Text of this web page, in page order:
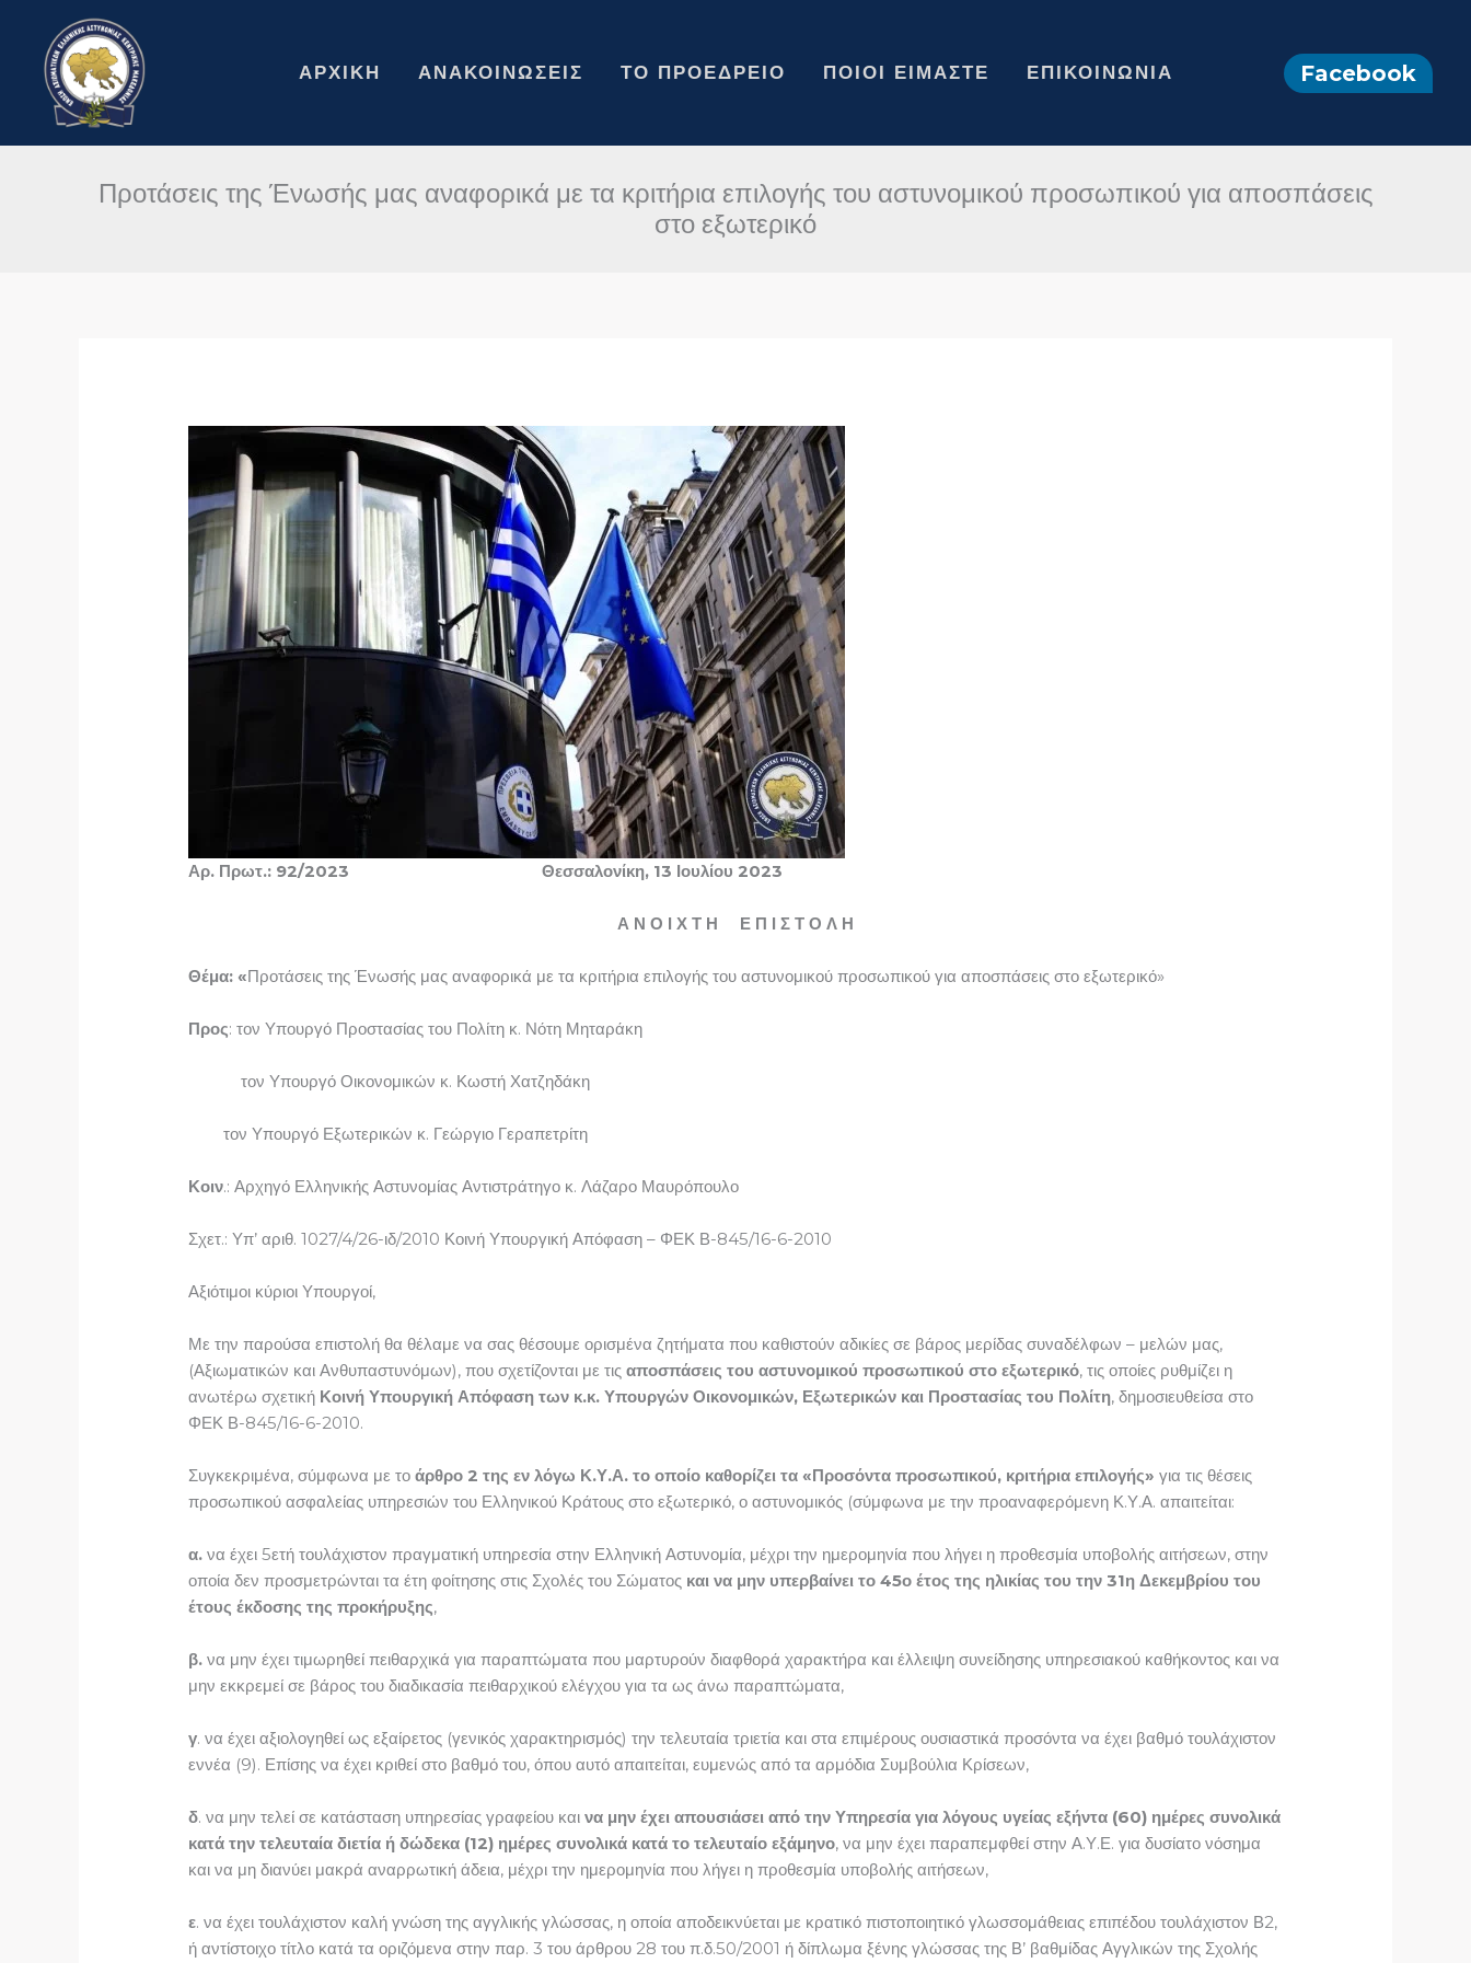
περιεχόμενο
ΑΡΧΙΚΉ ΑΝΑΚΟΙΝΏΣΕΙΣ ΤΟ ΠΡΟΕΔΡΕΊΟ ΠΟΙΟΙ ΕΊΜΑΣΤΕ ΕΠΙΚΟΙΝΩΝΊΑ Facebook
Προτάσεις της Ένωσής μας αναφορικά με τα κριτήρια επιλογής του αστυνομικού προσωπικού για αποσπάσεις
στο εξωτερικό
Αρ. Πρωτ.: 92/2023 Θεσσαλονίκη, 13 Ιουλίου 2023
Α Ν Ο Ι Χ Τ Η Ε Π Ι Σ Τ Ο Λ Η
Θέμα: «Προτάσεις της Ένωσής μας αναφορικά με τα κριτήρια επιλογής του αστυνομικού προσωπικού για αποσπάσεις στο εξωτερικό»
Προς: τον Υπουργό Προστασίας του Πολίτη κ. Νότη Μηταράκη
τον Υπουργό Οικονομικών κ. Κωστή Χατζηδάκη
τον Υπουργό Εξωτερικών κ. Γεώργιο Γεραπετρίτη
Κοιν.: Αρχηγό Ελληνικής Αστυνομίας Αντιστράτηγο κ. Λάζαρο Μαυρόπουλο
Σχετ.: Υπ’ αριθ. 1027/4/26-ιδ/2010 Κοινή Υπουργική Απόφαση – ΦΕΚ Β-845/16-6-2010
Αξιότιμοι κύριοι Υπουργοί,
Με την παρούσα επιστολή θα θέλαμε να σας θέσουμε ορισμένα ζητήματα που καθιστούν αδικίες σε βάρος μερίδας συναδέλφων – μελών μας,
(Αξιωματικών και Ανθυπαστυνόμων), που σχετίζονται με τις αποσπάσεις του αστυνομικού προσωπικού στο εξωτερικό, τις οποίες ρυθμίζει η
ανωτέρω σχετική Κοινή Υπουργική Απόφαση των κ.κ. Υπουργών Οικονομικών, Εξωτερικών και Προστασίας του Πολίτη, δημοσιευθείσα στο
ΦΕΚ Β-845/16-6-2010.
Συγκεκριμένα, σύμφωνα με τοάρθρο 2 της εν λόγω Κ.Υ.Α. το οποίο καθορίζει τα «Προσόντα προσωπικού, κριτήρια επιλογής» για τις θέσεις
προσωπικού ασφαλείας υπηρεσιών του Ελληνικού Κράτους στο εξωτερικό, ο αστυνομικός (σύμφωνα με την προαναφερόμενη Κ.Υ.Α. απαιτείται:
α. να έχει 5ετή τουλάχιστον πραγματική υπηρεσία στην Ελληνική Αστυνομία, μέχρι την ημερομηνία που λήγει η προθεσμία υποβολής αιτήσεων, στην
οποία δεν προσμετρώνται τα έτη φοίτησης στις Σχολές του Σώματος και να μην υπερβαίνει το 45ο έτος της ηλικίας του την 31η Δεκεμβρίου του
έτους έκδοσης της προκήρυξης,
β. να μην έχει τιμωρηθεί πειθαρχικά για παραπτώματα που μαρτυρούν διαφθορά χαρακτήρα και έλλειψη συνείδησης υπηρεσιακού καθήκοντος και να
μην εκκρεμεί σε βάρος του διαδικασία πειθαρχικού ελέγχου για τα ως άνω παραπτώματα,
γ. να έχει αξιολογηθεί ως εξαίρετος (γενικός χαρακτηρισμός) την τελευταία τριετία και στα επιμέρους ουσιαστικά προσόντα να έχει βαθμό τουλάχιστον
εννέα (9). Επίσης να έχει κριθεί στο βαθμό του, όπου αυτό απαιτείται, ευμενώς από τα αρμόδια Συμβούλια Κρίσεων,
δ. να μην τελεί σε κατάσταση υπηρεσίας γραφείου καινα μην έχει απουσιάσει από την Υπηρεσία για λόγους υγείας εξήντα (60) ημέρες συνολικά
κατά την τελευταία διετία ή δώδεκα (12) ημέρες συνολικά κατά το τελευταίοεξάμηνο, να μην έχει παραπεμφθεί στην Α.Υ.Ε. για δυσίατο νόσημα
και να μη διανύει μακρά αναρρωτική άδεια, μέχρι την ημερομηνία που λήγει η προθεσμία υποβολής αιτήσεων,
ε. να έχει τουλάχιστον καλή γνώση της αγγλικής γλώσσας, η οποία αποδεικνύεται με κρατικό πιστοποιητικό γλωσσομάθειας επιπέδου τουλάχιστον Β2,
ή αντίστοιχο τίτλο κατά τα οριζόμενα στην παρ. 3 του άρθρου 28 του π.δ.50/2001 ή δίπλωμα ξένης γλώσσας της Β’ βαθμίδας Αγγλικών της Σχολής